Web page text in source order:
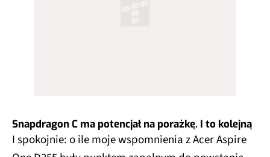
Snapdragon C ma potencjał na porażkę. I to kolejną
I spokojnie: o ile moje wspomnienia z Acer Aspire